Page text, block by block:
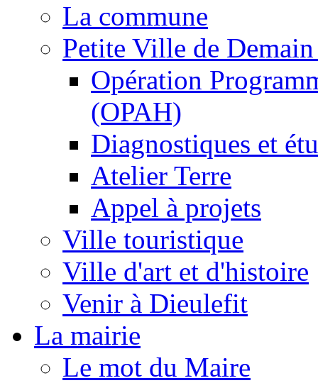
La commune
Petite Ville de
Opération
(OPAH)
Diagnostiques et
Atelier Terre
Appel à projets
Ville touristique
Ville d'art et d'histoire
Venir à Dieulefit
La mairie
Le mot du Maire